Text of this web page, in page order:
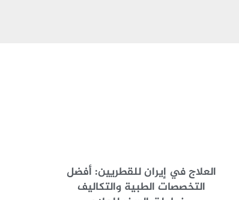
العلاج في إيران للقطريين: أفضل
التخصصات الطبية والتكاليف